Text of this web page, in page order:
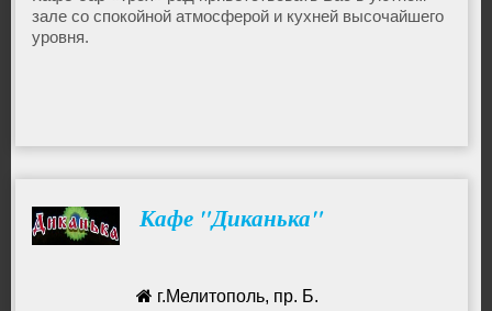
зале со спокойной атмосферой и кухней высочайшего
уровня.
Кафе "Диканька"
г.Мелитополь, пр. Б.